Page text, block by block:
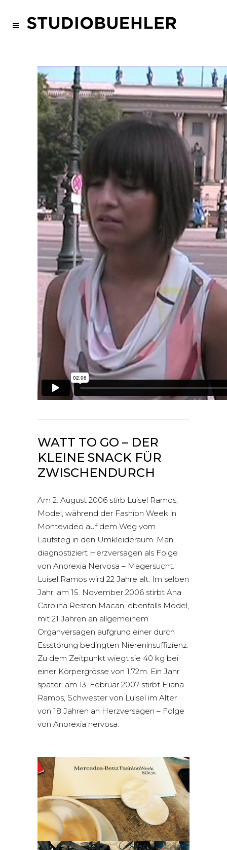
WATT TO GO – DER
KLEINE SNACK FÜR
ZWISCHENDURCH
Am 2. August 2006 stirb Luisel Ramos,
Model, während der Fashion Week in
Montevideo auf dem Weg vom
Laufsteg in den Umkleideraum. Man
diagnostiziert Herzversagen als Folge
von Anorexia Nervosa – Magersucht.
Luisel Ramos wird 22 Jahre alt. Im selben
Jahr, am 15. November 2006 stirbt Ana
Carolina Reston Macan, ebenfalls Model,
mit 21 Jahren an allgemeinem
Organversagen aufgrund einer durch
Essstörung bedingten Niereninsuffizienz.
Zu dem Zeitpunkt wiegt sie 40 kg bei
einer Körpergrösse von 1.72m. Ein Jahr
später, am 13. Februar 2007 stirbt Eliana
Ramos, Schwester von Luisel im Alter
von 18 Jahren an Herzversagen – Folge
von Anorexia nervosa.